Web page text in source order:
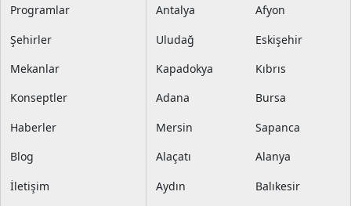
eğlencenin tadına
kutlama sizi bekliyor.
Programlar
Şehirler
Mekanlar
Konseptler
Haberler
Blog
İletişim
Antalya
Afyon
Uludağ
Eskişehir
Kapadokya
Kıbrıs
Adana
Bursa
Mersin
Sapanca
Alaçatı
Alanya
Aydın
Balıkesir